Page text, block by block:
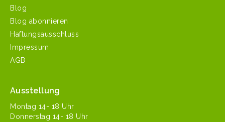
Blog
Blog abonnieren
Haftungsausschluss
Impressum
AGB
Ausstellung
Mon­tag 14- 18 Uhr
Don­ner­stag 14- 18 Uhr